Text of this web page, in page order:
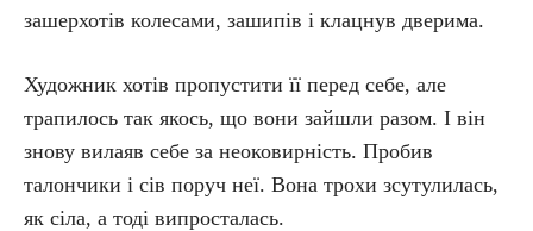
зашерхотів колесами, зашипів і клацнув дверима.
Художник хотів пропустити її перед себе, але
трапилось так якось, що вони зайшли разом. І він
знову вилаяв себе за неоковирність. Пробив
талончики і сів поруч неї. Вона трохи зсутулилась,
як сіла, а тоді випросталась.